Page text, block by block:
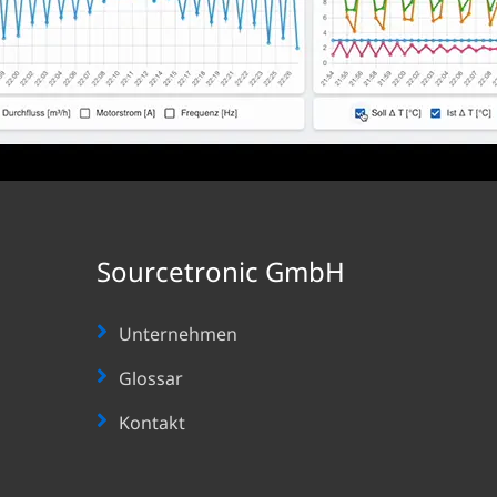
Sourcetronic GmbH
Unternehmen
Glossar
Kontakt